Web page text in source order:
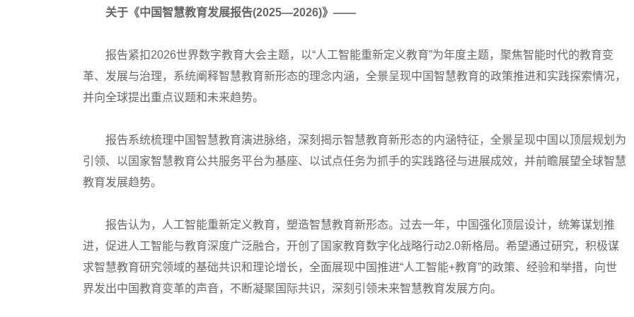
关于《中国智慧教育发展报告(2025—2026)》——
报告紧扣2026世界数字教育大会主题，以“人工智能重新定义教育”为年度主题，聚焦智能时代的教育变
革、发展与治理，系统阐释智慧教育新形态的理念内涵，全景呈现中国智慧教育的政策推进和实践探索情况，
并向全球提出重点议题和未来趋势。
报告系统梳理中国智慧教育演进脉络，深刻揭示智慧教育新形态的内涵特征，全景呈现中国以顶层规划为
引领、以国家智慧教育公共服务平台为基座、以试点任务为抓手的实践路径与进展成效，并前瞻展望全球智慧
教育发展趋势。
报告认为，人工智能重新定义教育，塑造智慧教育新形态。过去一年，中国强化顶层设计，统筹谋划推
进，促进人工智能与教育深度广泛融合，开创了国家教育数字化战略行动2.0新格局。希望通过研究，积极谋
求智慧教育研究领域的基础共识和理论增长，全面展现中国推进“人工智能+教育”的政策、经验和举措，向世
界发出中国教育变革的声音，不断凝聚国际共识，深刻引领未来智慧教育发展方向。